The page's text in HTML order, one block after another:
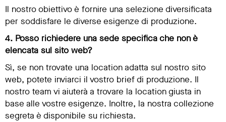
Il nostro obiettivo è fornire una selezione diversificata
per soddisfare le diverse esigenze di produzione.
4. Posso richiedere una sede specifica che non è
elencata sul sito web?
Sì, se non trovate una location adatta sul nostro sito
web, potete inviarci il vostro brief di produzione. Il
nostro team vi aiuterà a trovare la location giusta in
base alle vostre esigenze. Inoltre, la nostra collezione
segreta è disponibile su richiesta.